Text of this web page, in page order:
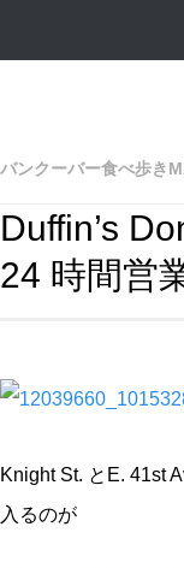
バンクーバー食べ歩き
Duffin’s
24 時間営
Knight St. とE. 41st
入るのが